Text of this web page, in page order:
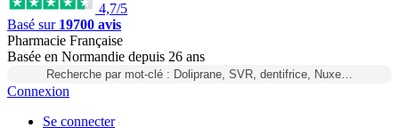
4,7/5
Basé sur 19700 avis
Pharmacie Française
Basée en Normandie depuis 26 ans
Recherche par mot-clé : Doliprane, SVR, dentifrice, Nuxe…
Connexion
Se connecter